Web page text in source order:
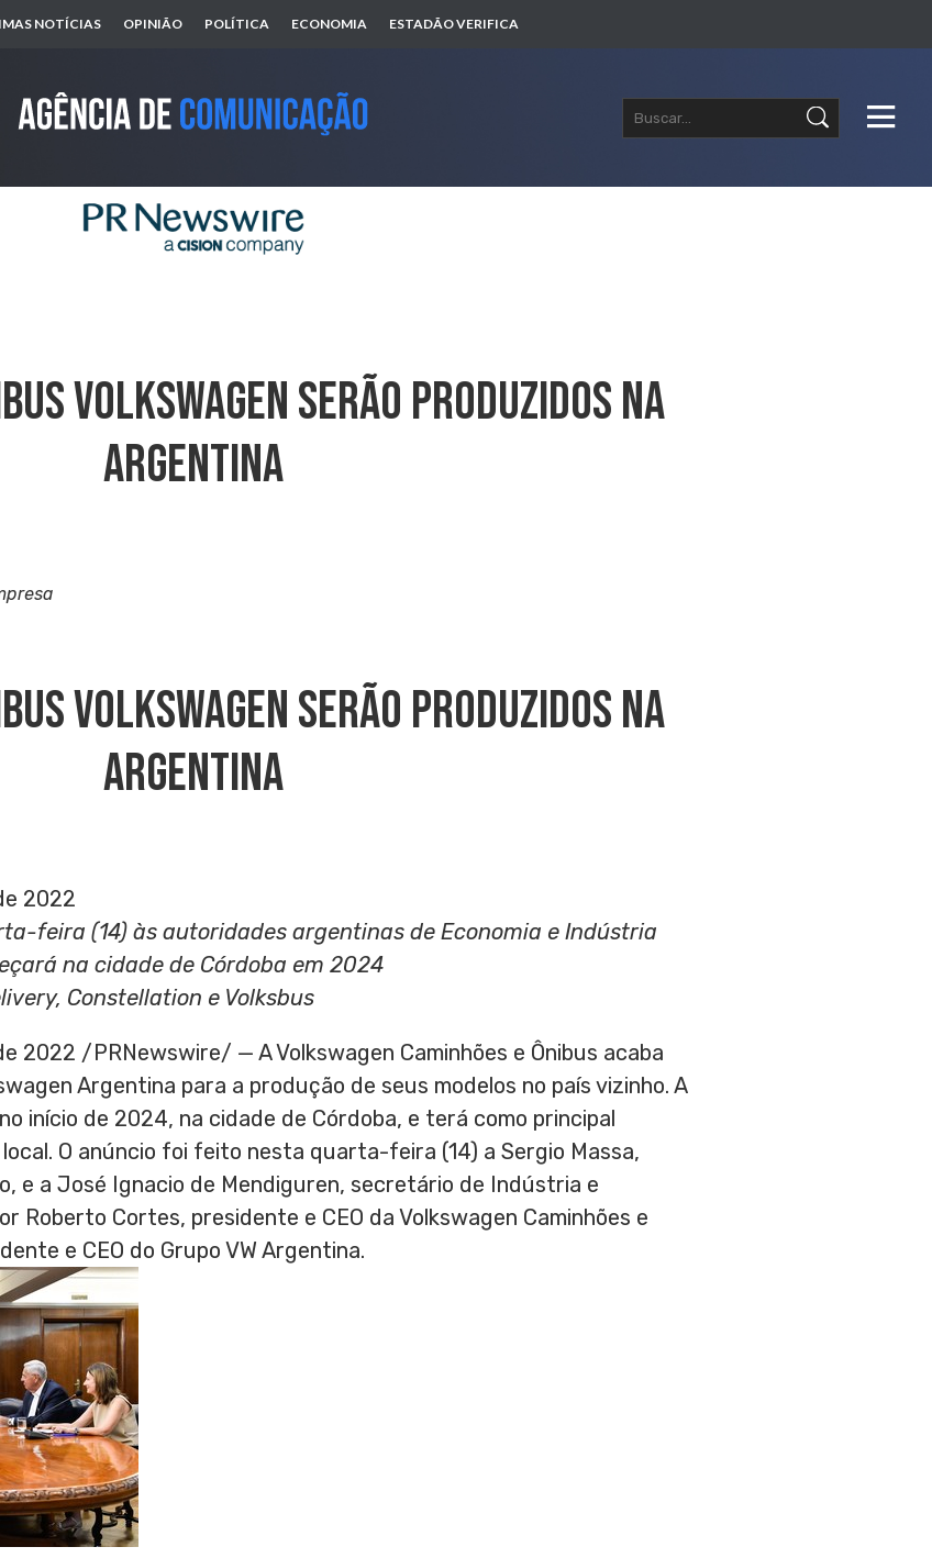
NOTÍCIAS OPINIÃO POLÍTICA ECONOMIA ESTADÃO VERIFICA
Volkswagen Serão Produzidos Na
Argentina
Volkswagen Serão Produzidos Na
Argentina
2022
feira (14) às autoridades argentinas de Economia e Indústria
na cidade de Córdoba em 2024
Constellation e Volksbus
2022 /PRNewswire/ — A Volkswagen Caminhões e Ônibus acaba
Argentina para a produção de seus modelos no país vizinho. A
início de 2024, na cidade de Córdoba, e terá como principal
O anúncio foi feito nesta quarta-feira (14) a Sergio Massa,
e a José Ignacio de Mendiguren, secretário de Indústria e
Roberto Cortes, presidente e CEO da Volkswagen Caminhões e
e CEO do Grupo VW Argentina.